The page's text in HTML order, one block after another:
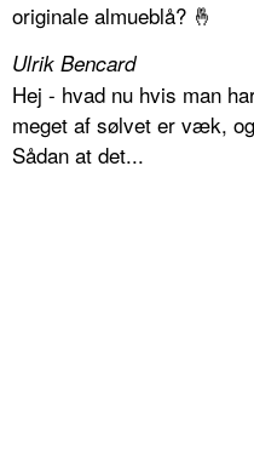
originale almueblå? 🤞
Ulrik Bencard
Hej - hvad nu hvis man
meget af sølvet er væk,
Sådan at det...